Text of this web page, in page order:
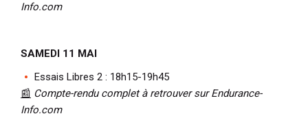
Info.com
SAMEDI 11 MAI
Essais Libres 2 : 18h15-19h45
📰 Compte-rendu complet à retrouver sur Endurance-
Info.com